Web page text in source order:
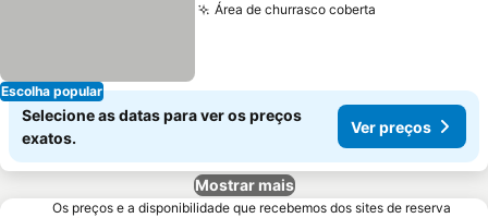
Escolha popular
Área de churrasco coberta
Selecione as datas para ver os preços
exatos.
Ver preços
Mostrar mais
Os preços e a disponibilidade que recebemos dos sites de reserva